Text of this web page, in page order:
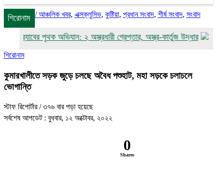
শিরোনাম
র‌্যাবের পৃথক অভিযান: ২ অস্ত্রধারী গ্রেপ্তার, অস্ত্র-কার্তুজ উদ্ধার
/আঞ্চলিক খবর, এক্সক্লুসিভ, কুষ্টিয়া, প্রধান সংবাদ, শীর্ষ সংবাদ, সংবাদ
শিরোনাম
কুমারখালীতে সড়ক জুড়ে চলছে অবৈধ পশুহাট, মহা সড়কে চলাচলে
ভোগান্তি
স্টাফ রিপোর্টার/ ৩৭৬ বার পড়া হয়েছে
সর্বশেষ আপডেট : বুধবার, ১২ অক্টোবর, ২০২২
0
Shares